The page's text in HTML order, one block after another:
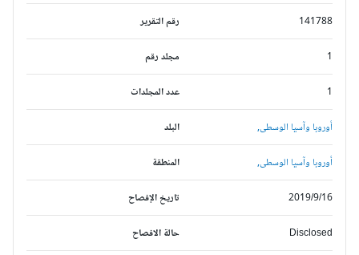
رقم التقرير 141788
مجلد رقم
عدد المجلدات
البلد أوروبا وآسيا الوسطى,
المنطقة أوروبا وآسيا الوسطى,
تاريخ الإفصاح 2019/9/16
حالة الافصاح Disclosed